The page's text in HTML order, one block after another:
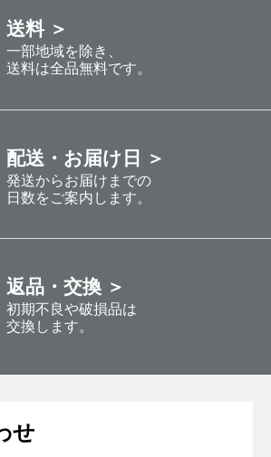
送料 ＞
一部地域を除き、
送料は全品無料です。
配送・お届け日 ＞
発送からお届けまでの
日数をご案内します。
返品・交換 ＞
初期不良や破損品は
交換します。
せ